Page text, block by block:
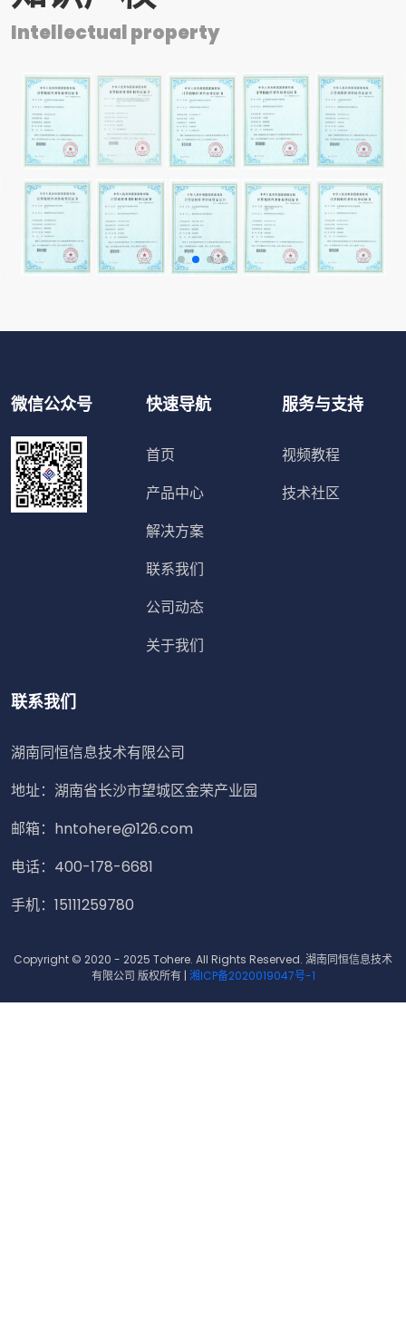
Intellectual property
微信公众号 快速导航
首页
产品中心
解决方案
联系我们
公司动态
关于我们
服务与支持
视频教程
技术社区
联系我们
湖南同恒信息技术有限公司
地址：湖南省长沙市望城区金荣产业园
邮箱：hntohere@126.com
电话：400-178-6681
手机：15111259780
Copyright © 2020 - 2025 Tohere. All Rights Reserved. 湖南同恒信息技术
有限公司 版权所有 | 湘ICP备2020019047号-1